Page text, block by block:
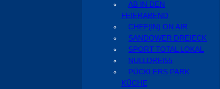
AB IN DEN
FEIERABEND
CHEF(IN) ON AIR
SANDOWER DREIECK
SPORT TOTAL LOKAL
NULLDREI55
PÜCKLERS PARK
KÜCHE